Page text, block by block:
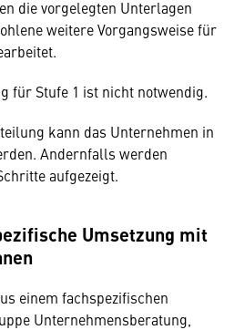
die vorgelegten Unterlagen
weitere Vorgangsweise für
für Stufe 1 ist nicht notwendig.
kann das Unternehmen in
Andernfalls werden
aufgezeigt.
Umsetzung mit
einem fachspezifischen
Unternehmensberatung,